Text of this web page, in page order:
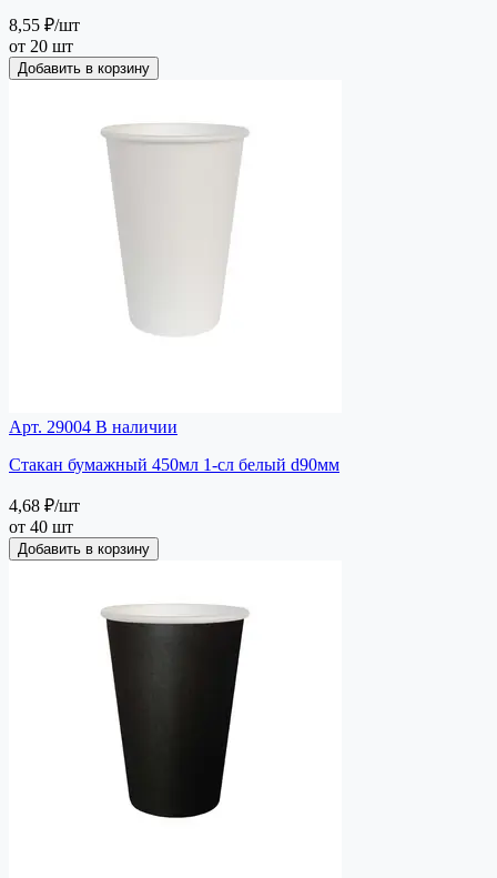
8,55 ₽/шт
от 20 шт
Добавить в корзину
Арт. 29004 В наличии
Стакан бумажный 450мл 1-сл белый d90мм
4,68 ₽/шт
от 40 шт
Добавить в корзину